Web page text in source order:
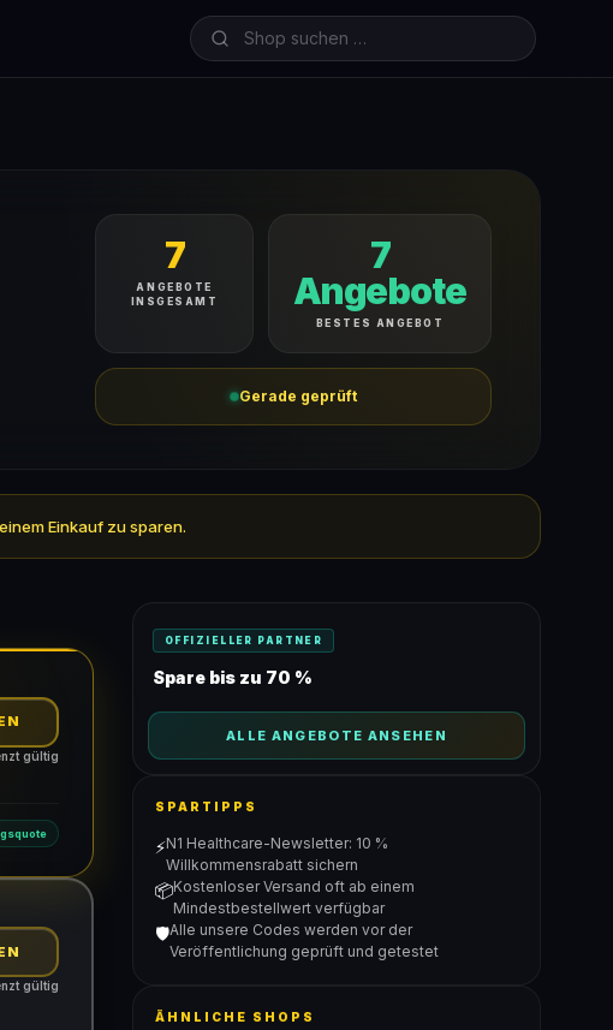
7
ANGEBOTE
INSGESAMT
7
Angebote
BESTES ANGEBOT
Gerade geprüft
Einkauf zu sparen.
gültig
gültig
OFFIZIELLER PARTNER
Spare bis zu 70 %
ALLE ANGEBOTE ANSEHEN
SPARTIPPS
⚡N1 Healthcare-Newsletter: 10 %
Willkommensrabatt sichern
📦Kostenloser Versand oft ab einem
Mindestbestellwert verfügbar
🛡️Alle unsere Codes werden vor der
Veröffentlichung geprüft und getestet
ÄHNLICHE SHOPS